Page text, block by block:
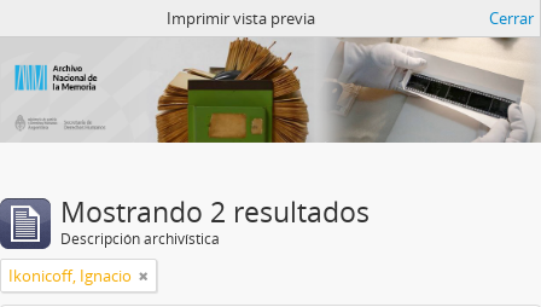
Imprimir vista previa Cerrar
Mostrando 2 resultados
Descripción archivística
Ikonicoff, Ignacio